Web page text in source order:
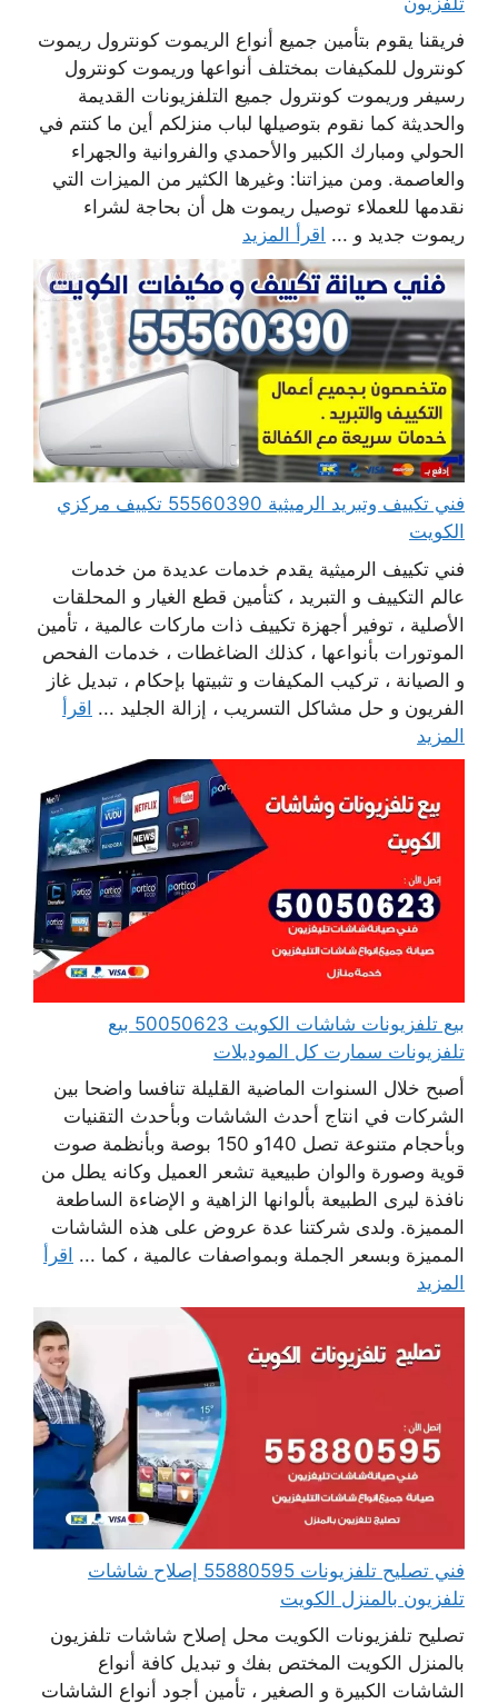
فريقنا يقوم بتأمين جميع أنواع الريموت كونترول ريموت
كونترول للمكيفات بمختلف أنواعها وريموت كونترول
رسيفر وريموت كونترول جميع التلفزيونات القديمة
والحديثة كما نقوم بتوصيلها لباب منزلكم أين ما كنتم في
الحولي ومبارك الكبير والأحمدي والفروانية والجهراء
والعاصمة. ومن ميزاتنا: وغيرها الكثير من الميزات التي
نقدمها للعملاء توصيل ريموت هل أن بحاجة لشراء
ريموت جديد و ... اقرأ المزيد
فني تكييف وتبريد الرميثية 55560390 تكييف مركزي
الكويت
فني تكييف الرميثية يقدم خدمات عديدة من خدمات
عالم التكييف و التبريد ، كتأمين قطع الغيار و المحلقات
الأصلية ، توفير أجهزة تكييف ذات ماركات عالمية ، تأمين
الموتورات بأنواعها ، كذلك الضاغطات ، خدمات الفحص
و الصيانة ، تركيب المكيفات و تثبيتها بإحكام ، تبديل غاز
الفريون و حل مشاكل التسريب ، إزالة الجليد ... اقرأ
المزيد
بيع تلفزيونات شاشات الكويت 50050623 بيع
تلفزيونات سمارت كل الموديلات
أصبح خلال السنوات الماضية القليلة تنافسا واضحا بين
الشركات في انتاج أحدث الشاشات وبأحدث التقنيات
وبأحجام متنوعة تصل 140و 150 بوصة وبأنظمة صوت
قوية وصورة والوان طبيعية تشعر العميل وكانه يطل من
نافذة ليرى الطبيعة بألوانها الزاهية و الإضاءة الساطعة
المميزة. ولدى شركتنا عدة عروض على هذه الشاشات
المميزة وبسعر الجملة وبمواصفات عالمية ، كما ... اقرأ
المزيد
فني تصليح تلفزيونات 55880595 إصلاح شاشات
تلفزيون بالمنزل الكويت
تصليح تلفزيونات الكويت محل إصلاح شاشات تلفزيون
بالمنزل الكويت المختص بفك و تبديل كافة أنواع
الشاشات الكبيرة و الصغير ، تأمين أجود أنواع الشاشات